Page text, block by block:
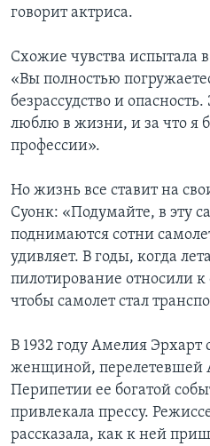
говорит актриса.
Схожие чувства испытала
«Вы полностью
безрассудство и
люблю в жизни, и за что я
профессии».
Но жизнь все ставит на
Суонк: «Подумайте, в эту
поднимаются сотни
удивляет. В годы, когда
пилотирование относили к
чтобы самолет стал
В 1932 году Амелия Эрхарт
женщиной, перелетевшей
Перипетии ее богатой
привлекала прессу.
рассказала, как к ней